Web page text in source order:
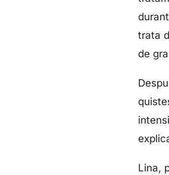
trata
de
Lina,